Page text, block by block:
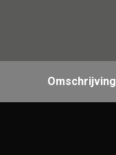
Omschrijving